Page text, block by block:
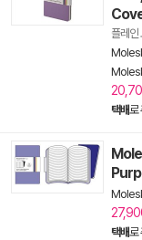
플레인
택배로
택배로